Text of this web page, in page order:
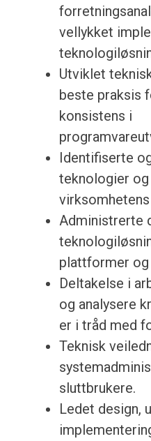
vellykket
Utviklet
beste praksis
konsistens i
Identifiserte
teknologier
Administrerte
plattformer og
Deltakelse i
og analysere
er i tråd med
Teknisk
sluttbrukere.
Ledet design,